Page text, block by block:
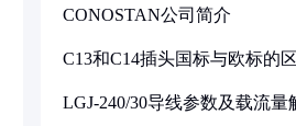
CONOSTAN公司简介
C13和C14插头国标与欧标的
LGJ-240/30导线参数及载流量